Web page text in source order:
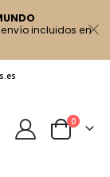
incluidos en
Cart
0artículos